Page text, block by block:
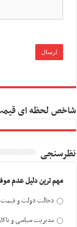
شاخص لحظه ای
نظرسنجی
مهم ترین دلیل عدم
دخالت دولت و
مدیریت سیاسی و